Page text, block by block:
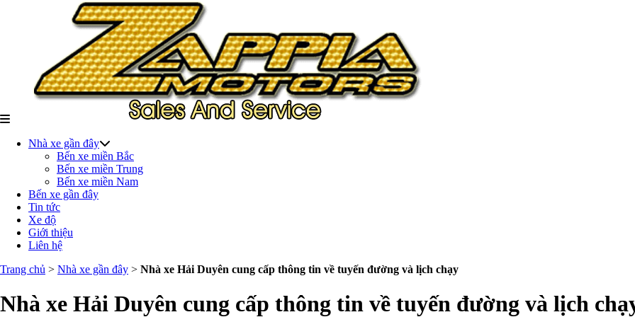
Nhà xe gần đây
Bến xe miền Bắc
Bến xe miền Trung
Bến xe miền Nam
Bến xe gần đây
Tin tức
Xe độ
Giới thiệu
Liên hệ
Trang chủ > Nhà xe gần đây > Nhà xe Hải Duyên cung cấp thông tin về tuyến đường và lịch chạy
Nhà xe Hải Duyên cung cấp thông tin về tuyến đường và lịch